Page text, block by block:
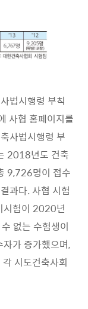
법시행령 부칙
사협 홈페이지를
사법시행령 부
2018년도 건축
9,726명이 접수
과다. 사협 시험
험이 2020년
없는 수험생이
가 증가했으며,
시도건축사회